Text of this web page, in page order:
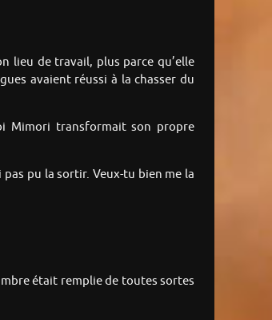
lieu de travail, plus parce qu’elle
avaient réussi à la chasser du
Mimori transformait son propre
pu la sortir. Veux-tu bien me la
était remplie de toutes sortes